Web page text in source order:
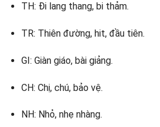
TH: Đi lang thang, bi thảm.
TR: Thiên đường, hit, đầu tiên.
GI: Giàn giáo, bài giảng.
CH: Chị, chú, bảo vệ.
NH: Nhỏ, nhẹ nhàng.